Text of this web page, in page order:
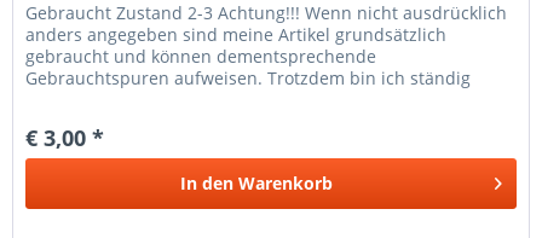
Gebraucht Zustand 2-3 Achtung!!! Wenn nicht ausdrücklich
anders angegeben sind meine Artikel grundsätzlich
gebraucht und können dementsprechende
Gebrauchtspuren aufweisen. Trotzdem bin ich ständig
€ 3,00 *
In den Warenkorb